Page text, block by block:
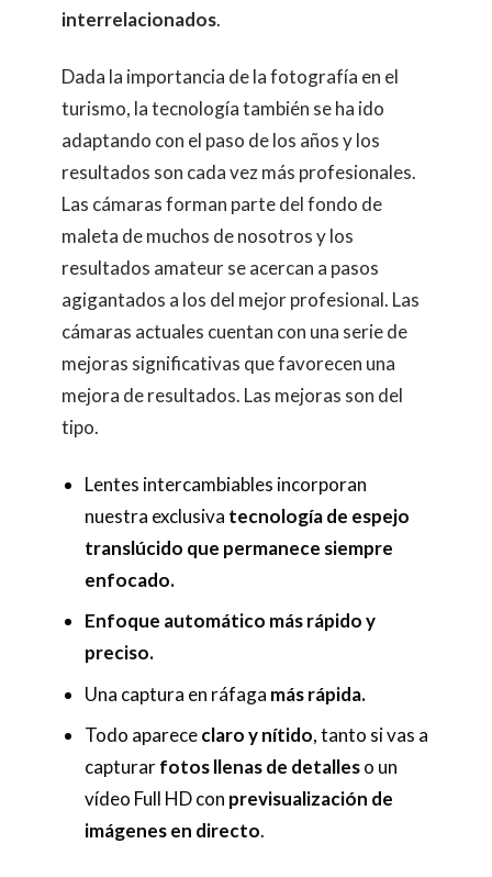
interrelacionados.
Dada la importancia de la fotografía en el
turismo, la tecnología también se ha ido
adaptando con el paso de los años y los
resultados son cada vez más profesionales.
Las cámaras forman parte del fondo de
maleta de muchos de nosotros y los
resultados amateur se acercan a pasos
agigantados a los del mejor profesional. Las
cámaras actuales cuentan con una serie de
mejoras significativas que favorecen una
mejora de resultados. Las mejoras son del
tipo.
Lentes intercambiables incorporan
nuestra exclusiva tecnología de espejo
translúcido que permanece siempre
enfocado.
Enfoque automático más rápido y
preciso.
Una captura en ráfaga más rápida.
Todo aparececlaro y nítido, tanto si vas a
capturarfotos llenas de detalleso un
vídeo Full HD con previsualización de
imágenes en directo.